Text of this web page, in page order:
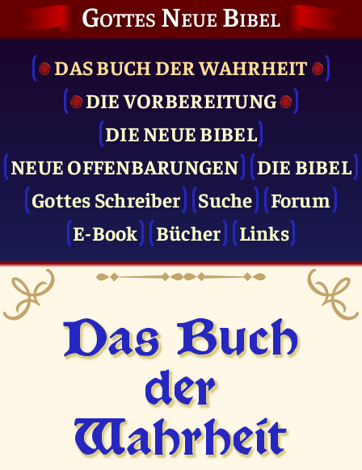
Gottes Neue Bibel
DAS BUCH DER WAHRHEIT
DIE VOR­BEREITUNG
DIE NEUE BIBEL
NEUE OFFENBARUNGEN
DIE BIBEL
Gottes Schreiber
Suche
Forum
E-Book
Bücher Links
Das Buch
der
Wahrheit